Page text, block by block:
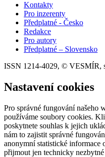
Kontakty
Pro inzerenty
Předplatné - Česko
Redakce
Pro autory
Předplatné – Slovensko
ISSN 1214-4029, © VESMÍR,
Nastavení cookies
Pro správné fungování našeho
používáme soubory cookies.
poskytnete souhlas k jejich
nám to zajistit správné
anonymní statistické informace
přijmout jen technicky